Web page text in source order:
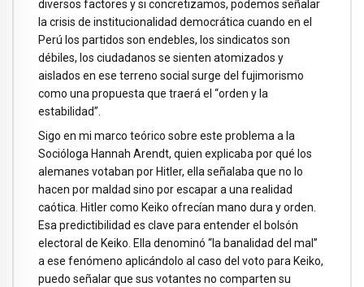
diversos factores y si concretizamos, podemos señalar
la crisis de institucionalidad democrática cuando en el
Perú los partidos son endebles, los sindicatos son
débiles, los ciudadanos se sienten atomizados y
aislados en ese terreno social surge del fujimorismo
como una propuesta que traerá el “orden y la
estabilidad”.
Sigo en mi marco teórico sobre este problema a la
Socióloga Hannah Arendt, quien explicaba por qué los
alemanes votaban por Hitler, ella señalaba que no lo
hacen por maldad sino por escapar a una realidad
caótica. Hitler como Keiko ofrecían mano dura y orden.
Esa predictibilidad es clave para entender el bolsón
electoral de Keiko. Ella denominó “la banalidad del mal”
a ese fenómeno aplicándolo al caso del voto para Keiko,
puedo señalar que sus votantes no comparten su